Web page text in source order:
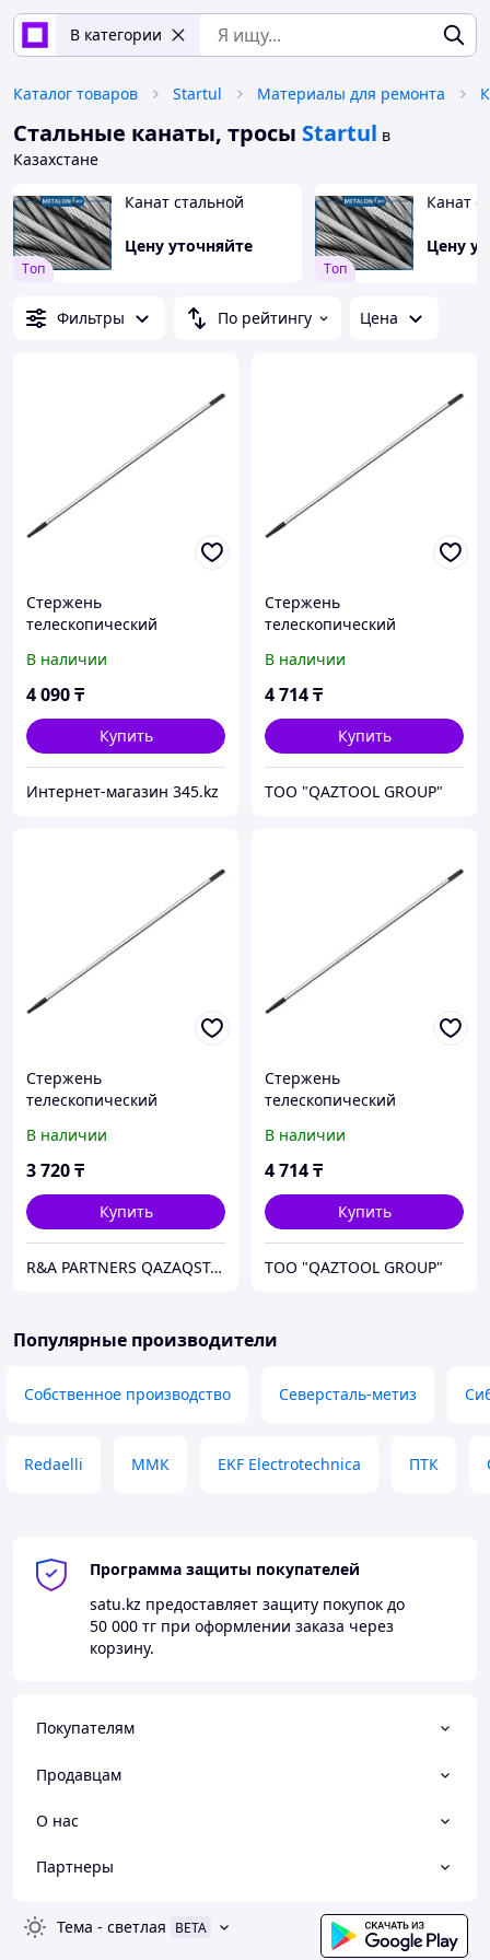
В категории
Каталог товаров Startul Материалы для ремонта
Стальные канаты, тросы Startul в
Казахстане
Tоп
Канат стальной
Цену уточняйте
Tоп
Канат
Цену
Фильтры По рейтингу Цена
Стержень
телескопический
STARTUL PROFI
В наличии
4 090₸
Купить
Интернет-магазин 345.kz
Стержень
телескопический
STARTUL PROFI
В наличии
4 714₸
Купить
TOO "QAZTOOL GROUP"
Стержень
телескопический
STARTUL PROFI
В наличии
3 720₸
Купить
R&A PARTNERS QAZAQSTAN
Стержень
телескопический
STARTUL PROFI
В наличии
4 714₸
Купить
TOO "QAZTOOL GROUP"
Популярные производители
Собственное производство Северсталь-метиз
Redaelli ММК EKF Electrotechnica ПТК
Программа защиты покупателей
satu.kz предоставляет защиту покупок до
50 000 тг при оформлении заказа через
корзину.
Покупателям
Продавцам
О нас
Партнеры
Тема - светлая BETA